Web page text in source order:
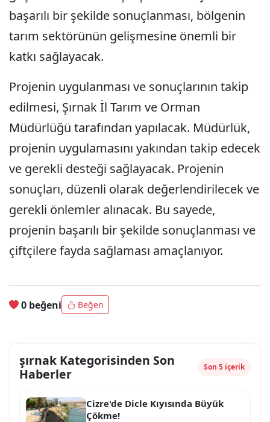
başarılı bir şekilde sonuçlanması, bölgenin
tarım sektörünün gelişmesine önemli bir
katkı sağlayacak.
Projenin uygulanması ve sonuçlarının takip
edilmesi, Şırnak İl Tarım ve Orman
Müdürlüğü tarafından yapılacak. Müdürlük,
projenin uygulamasını yakından takip edecek
ve gerekli desteği sağlayacak. Projenin
sonuçları, düzenli olarak değerlendirilecek ve
gerekli önlemler alınacak. Bu sayede,
projenin başarılı bir şekilde sonuçlanması ve
çiftçilere fayda sağlaması amaçlanıyor.
0 beğeni Beğen
şırnak Kategorisinden Son
Haberler
Son 5 içerik
Cizre'de Dicle Kıyısında Büyük
Çökme!